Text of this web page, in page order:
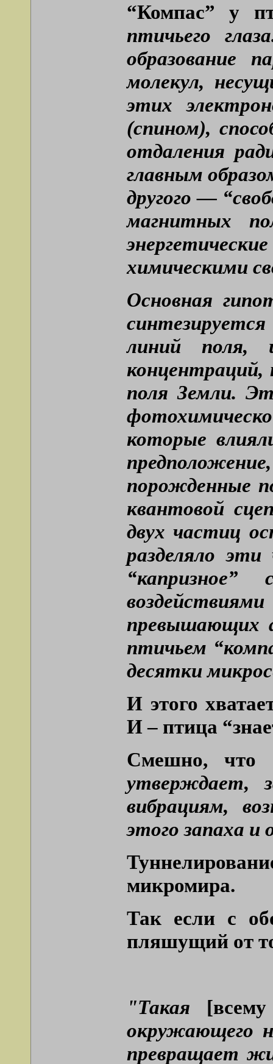
“Компас” у
птичьего
образование
молекул,
этих
(спином),
отдаления
главным
другого —
магнитных
химическими
Основная
линий поля,
поля Земли.
которые
порожденные
квантовой
двух частиц
разделяло
превышающих
птичьем
десятки
И этого
И – птица
Смешно, что
утверждает,
вибрациям,
этого запаха
микромира.
Так если с
пляшущий от
"Такая
окружающего
превращает